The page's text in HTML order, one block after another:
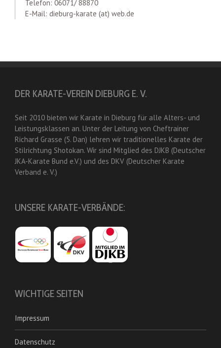
Telefon: 06071/ 88870
E-Mail: dieburg-karate (at) web.de
DER KARATE-VEREIN DIEBURG E. V.
Seit 2010 bieten wir Karate in Dieburg für alle Alters- und
Leistungsklassen an. Unter der Leitung von Cheftrainer
Richard Grasse (5. Dan) lehren wir traditionelles Karate der
Stilrichtung Shotokan. Wir sind Mitglied des DJKB (Deutscher
JKA-Karate Bund e.V.) und des DKV (Deutscher Karate
Verband e. V.)
UNSERE KARATE-VERBÄNDE:
WICHTIGE SEITEN
Impressum
Datenschutz